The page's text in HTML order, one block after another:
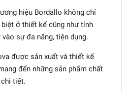
hiệu Bordallo không chỉ
ở thiết kế cũng như tính
sự đa năng, tiện dụng.
được sản xuất và thiết kế
đến những sản phẩm chất
tiết.